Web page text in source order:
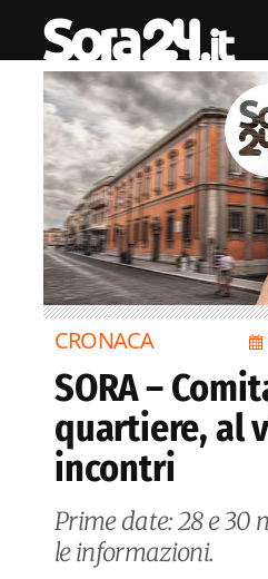
CRONACA
SORA –
quartiere, al
incontri
Prime date: 28 e 30
le informazioni.